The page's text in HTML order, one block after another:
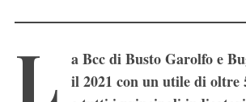
L
a Bcc di Busto Garolfo e
il 2021 con un utile di